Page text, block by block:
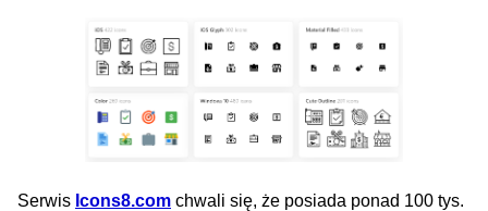
Serwis Icons8.com chwali się, że posiada ponad 100 tys.